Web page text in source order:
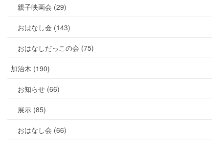
親子映画会 (29)
おはなし会 (143)
おはなしだっこの会 (75)
加治木 (190)
お知らせ (66)
展示 (85)
おはなし会 (66)